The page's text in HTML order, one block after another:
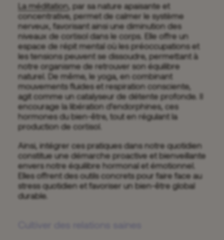
La méditation, par sa nature apaisante et
concentrative, permet de calmer le système
nerveux, favorisant ainsi une diminution des
niveaux de cortisol dans le corps. Elle offre un
espace de répit mental où les préoccupations et
les tensions peuvent se dissoudre, permettant à
notre organisme de retrouver son équilibre
naturel. De même, le yoga, en combinant
mouvements fluides et respiration consciente,
agit comme un catalyseur de détente profonde. Il
encourage la libération d’endorphines, ces
hormones du bien-être, tout en régulant la
production de cortisol.
Ainsi, intégrer ces pratiques dans notre quotidien
constitue une démarche proactive et bienveillante
envers notre équilibre hormonal et émotionnel.
Elles offrent des outils concrets pour faire face au
stress quotidien et favoriser un bien-être global
durable.